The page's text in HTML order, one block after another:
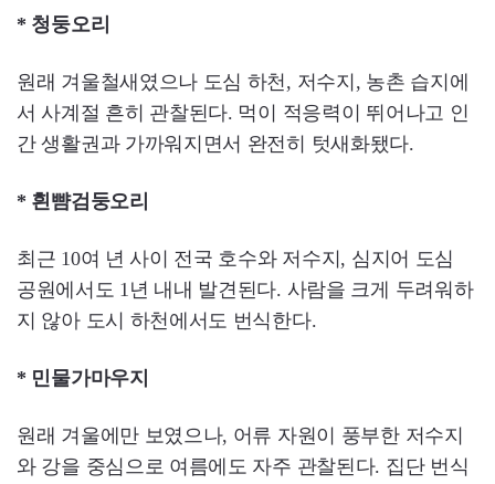
* 청둥오리
원래 겨울철새였으나 도심 하천, 저수지, 농촌 습지에
서 사계절 흔히 관찰된다. 먹이 적응력이 뛰어나고 인
간 생활권과 가까워지면서 완전히 텃새화됐다.
* 흰뺨검둥오리
최근 10여 년 사이 전국 호수와 저수지, 심지어 도심
공원에서도 1년 내내 발견된다. 사람을 크게 두려워하
지 않아 도시 하천에서도 번식한다.
* 민물가마우지
원래 겨울에만 보였으나, 어류 자원이 풍부한 저수지
와 강을 중심으로 여름에도 자주 관찰된다. 집단 번식